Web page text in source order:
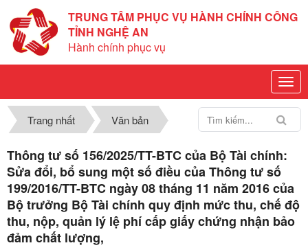
TRUNG TÂM PHỤC VỤ HÀNH CHÍNH CÔNG
TỈNH NGHỆ AN
Hành chính phục vụ
Trang nhất Văn bản
Thông tư số 156/2025/TT-BTC của Bộ Tài chính:
Sửa đổi, bổ sung một số điều của Thông tư số
199/2016/TT-BTC ngày 08 tháng 11 năm 2016 của
Bộ trưởng Bộ Tài chính quy định mức thu, chế độ
thu, nộp, quản lý lệ phí cấp giấy chứng nhận bảo
đảm chất lượng,